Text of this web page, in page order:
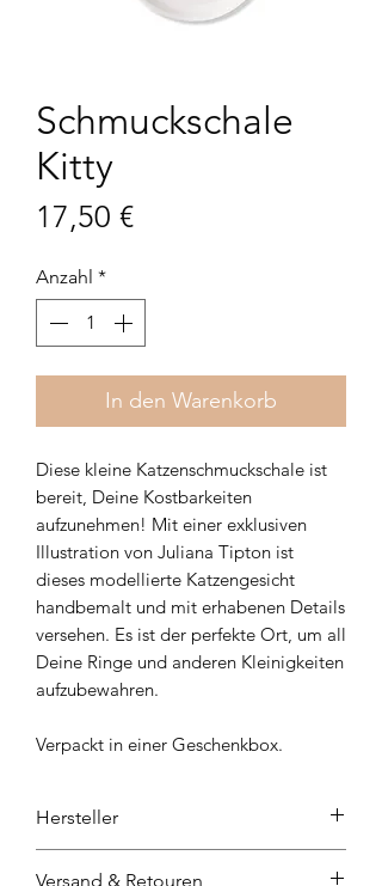
Schmuckschale
Kitty
17,50 €Preis
Anzahl *
In den Warenkorb
Diese kleine Katzenschmuckschale ist
bereit, Deine Kostbarkeiten
aufzunehmen! Mit einer exklusiven
Illustration von Juliana Tipton ist
dieses modellierte Katzengesicht
handbemalt und mit erhabenen Details
versehen. Es ist der perfekte Ort, um all
Deine Ringe und anderen Kleinigkeiten
aufzubewahren.
Verpackt in einer Geschenkbox.
Hersteller
Versand & Retouren